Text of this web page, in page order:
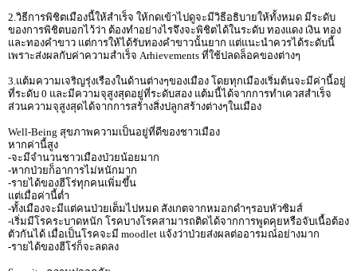
2.วิธีการพิชิตเมืองนี้ให้สำเร็จ ให้กดเข้าไปดูจะมีวิธีอธิบายให้ทั้งหมด มีระดับ
ของการพิชิตบอกไว้ว่า ต้องทำอย่างไรจึงจะพิชิตได้ในระดับ ทองแดง เงิน ทอง
และทองคำขาว แต่การให้ได้รับทองคำขาวนั้นยาก แต่แนะนำควรได้ระดับนี้
เพราะส่งผลกับค่าความสำเร็จ Arhievements ที่ใช้ปลดล็อคของต่างๆ
3.แต้มความเจริญรุ่งเรืองในด้านต่างๆของเมือง โดยทุกเมืองเริ่มต้นจะมีค่านี้อยู่
ที่ระดับ 0 และมีความจุสูงสุดอยู่ที่ระดับสอง แต้มนี้ได้จากการทำเควสสำเร็จ
ส่วนความจุสูงสุดได้จากการสร้างสิ่งปลูกสร้างต่างๆในเมือง
Well-Being สุขภาพความเป็นอยู่ที่ดีของชาวเมือง
หากค่านี้สูง
-จะมีจำนวนชาวเมืองป่วยน้อยมาก
-หากป่วยก็อาการไม่หนักมาก
-รายได้ของฮีโร่ทุกคนเพิ่มขึ้น
แต่เมื่อค่านี้ต่ำ
-ทั้งเมืองจะมีแต่คนป่วยเต็มไปหมด สังเกตจากหมอกดำๆรอบหัวซิมส์
-เริ่มมีโรคระบาดหนัก โรคบางโรคสามารถติดได้จากการพูดคุยหรือจับเนื้อต้อง
ตัวกันได้ เมื่อเป็นโรคจะมี moodlet แจ้งว่าป่วยส่งผลต่ออารมณ์อย่างมาก
-รายได้ของฮีโร่ก็จะลดลง